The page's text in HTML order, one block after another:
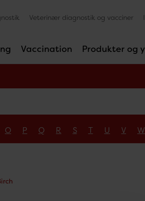
Vaccination Produkter og
Veterinær diagnostik og vacciner
O P Q R S T U V W